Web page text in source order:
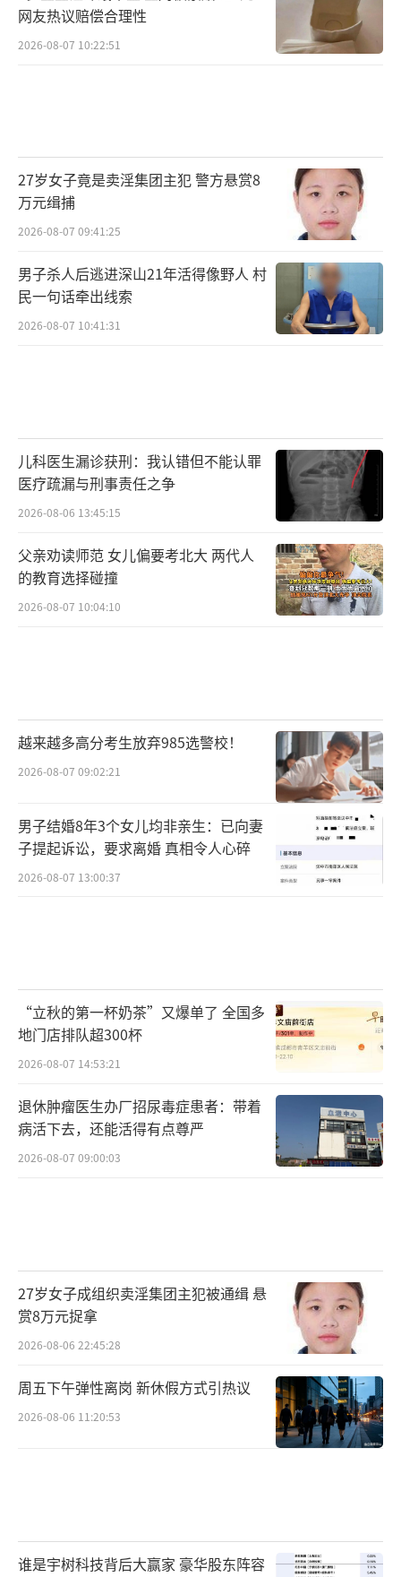
网友热议赔偿合理性
2026-08-07 10:22:51
27岁女子竟是卖淫集团主犯 警方悬赏8
万元缉捕
2026-08-07 09:41:25
男子杀人后逃进深山21年活得像野人 村
民一句话牵出线索
2026-08-07 10:41:31
儿科医生漏诊获刑：我认错但不能认罪
医疗疏漏与刑事责任之争
2026-08-06 13:45:15
父亲劝读师范 女儿偏要考北大 两代人
的教育选择碰撞
2026-08-07 10:04:10
越来越多高分考生放弃985选警校！
2026-08-07 09:02:21
男子结婚8年3个女儿均非亲生：已向妻
子提起诉讼，要求离婚 真相令人心碎
2026-08-07 13:00:37
“立秋的第一杯奶茶”又爆单了 全国多
地门店排队超300杯
2026-08-07 14:53:21
退休肿瘤医生办厂招尿毒症患者：带着
病活下去，还能活得有点尊严
2026-08-07 09:00:03
27岁女子成组织卖淫集团主犯被通缉 悬
赏8万元捉拿
2026-08-06 22:45:28
周五下午弹性离岗 新休假方式引热议
2026-08-06 11:20:53
谁是宇树科技背后大赢家 豪华股东阵容